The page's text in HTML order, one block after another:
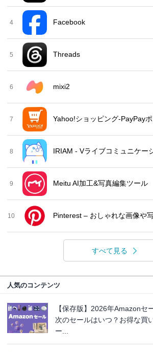
4 Facebook
5 Threads
6 mixi2
7 Yahoo!ショッピング-PayPay
8 IRIAM - Vライブコミュニケー
9 Meitu AI加工&写真編集ツール
10 Pinterest – おしゃれな画像や
すべて見る
人気のコンテンツ
【保存版】2026年Amazonセ
次のセールはいつ？お得な買
ー...